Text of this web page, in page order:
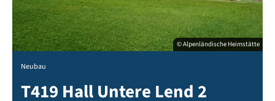
© Alpenländische Heimstätte
Neubau
T419 Hall Untere Lend 2